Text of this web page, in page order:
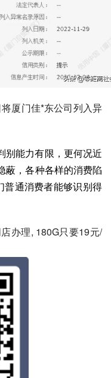
厦门佳*东公司列入异
别能力有限，更何况近
蔽，各种各样的消费陷
普通消费者能够识别得
办理, 180G只要19元/